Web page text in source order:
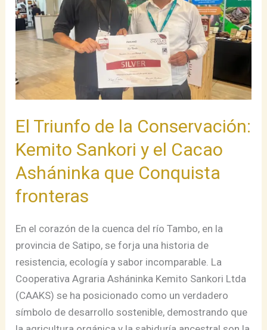
El Triunfo de la Conservación:
Kemito Sankori y el Cacao
Asháninka que Conquista
fronteras
En el corazón de la cuenca del río Tambo, en la
provincia de Satipo, se forja una historia de
resistencia, ecología y sabor incomparable. La
Cooperativa Agraria Asháninka Kemito Sankori Ltda
(CAAKS) se ha posicionado como un verdadero
símbolo de desarrollo sostenible, demostrando que
Conservación:
Kemito
Sankori
el
Cacao
que
Conquista
fronteras